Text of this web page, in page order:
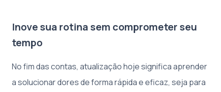
Inove sua rotina sem comprometer seu
tempo
No fim das contas, atualização hoje significa aprender
a solucionar dores de forma rápida e eficaz, seja para